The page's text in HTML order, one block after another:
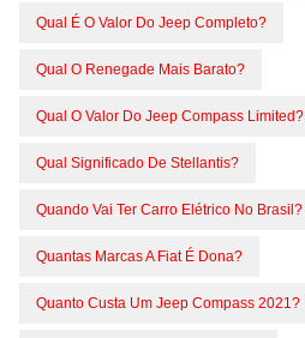
Qual É O Valor Do Jeep Completo?
Qual O Renegade Mais Barato?
Qual O Valor Do Jeep Compass Limited?
Qual Significado De Stellantis?
Quando Vai Ter Carro Elétrico No Brasil?
Quantas Marcas A Fiat É Dona?
Quanto Custa Um Jeep Compass 2021?